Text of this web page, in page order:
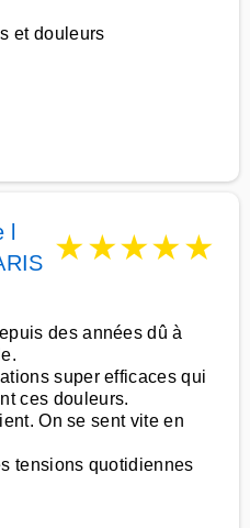
et douleurs
★★★★★
des années dû à
super efficaces qui
ces douleurs.
On se sent vite en
tensions quotidiennes